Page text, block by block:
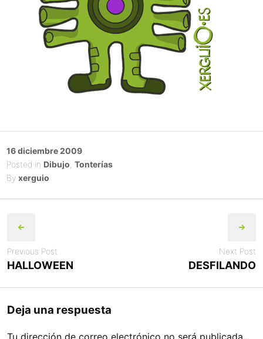
Posted
on
16 diciembre 2009
Posted in Dibujo Tonterías
By xerguio
navigation
Previous Post
HALLOWEEN
Next Post
DESFILANDO
Deja una respuesta
Tu dirección de correo electrónico no será publicada.